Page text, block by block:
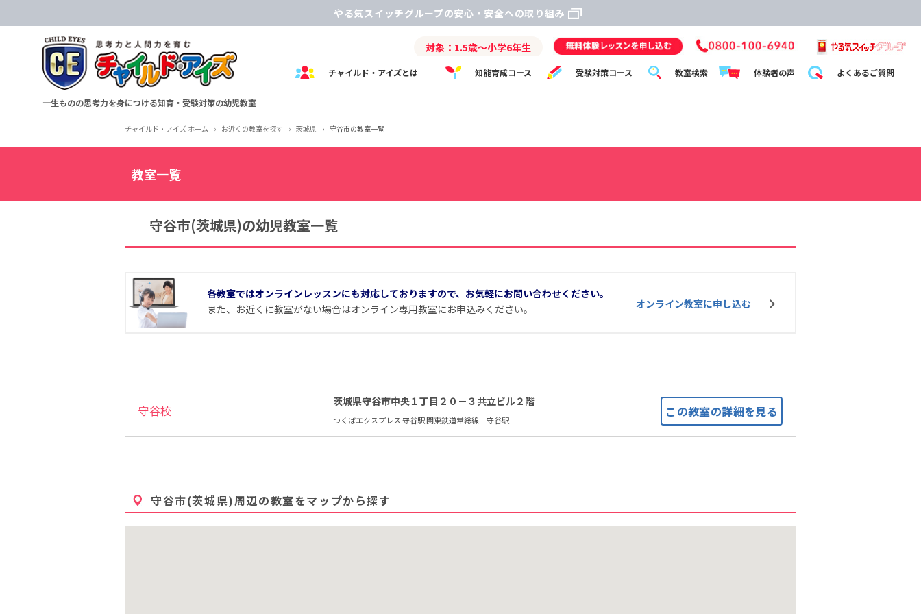
やる気スイッチグループの安心・安全への取り組み
一生ものの思考力を身につける知育・受験対策の幼児教室
対象：1.5歳～小学6年生
チャイルド・アイズとは 知能育成コース 受験対策コース 教室検索 体験者の声 よくあるご質問
チャイルド・アイズ ホーム › お近くの教室を探す › 茨城県 › 守谷市の教室一覧
教室一覧
守谷市(茨城県)の幼児教室一覧
各教室ではオンラインレッスンにも対応しておりますので、お気軽にお問い合わせください。
また、お近くに教室がない場合はオンライン専用教室にお申込みください。
オンライン教室に申し込む
守谷校
茨城県守谷市中央１丁目２０－３共立ビル２階
つくばエクスプレス 守谷駅 関東鉄道常総線 守谷駅
守谷市(茨城県)周辺の教室をマップから探す